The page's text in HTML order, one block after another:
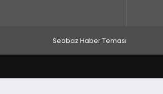
Seobaz Haber Teması